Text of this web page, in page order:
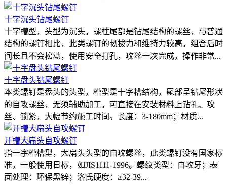
十字沉头钻尾螺钉
十字槽型，头型为沉头，螺柱尾部是钻尾结构的螺丝，与普通
结构的螺钉相比，此类螺钉的韧拔力和维持力较高，组合后时
间长且不会松动，使用安全打孔，攻丝一次完成，操作非常...
十字盘头钻尾螺钉
本类螺钉是盘头的头型，槽型是十字槽结构，尾部呈钻尾形状
的自攻螺丝，无须辅助加工，可直接在安装材料上钻孔、攻
丝、锁紧，大幅节约施工时间。长度：3-180mm；材质...
开槽大扁头自攻螺钉
指一字槽槽型，大扁头头型的自攻螺丝，此类螺钉没有国家标
准，一般使用日标，如JIS1111-1996。螺纹类型：自攻牙；表
面处理：环保黑锌；洛氏硬度：≥32-39...